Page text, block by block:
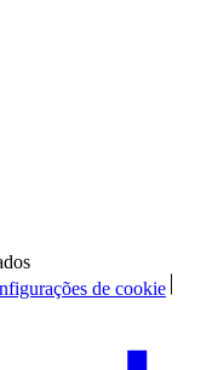
de cookie